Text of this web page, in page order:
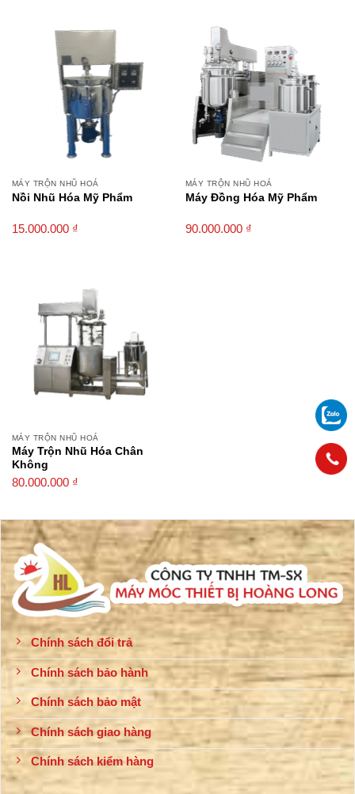
MÁY TRỘN NHŨ HOÁ
Nồi Nhũ Hóa Mỹ Phẩm
15.000.000 ₫
MÁY TRỘN NHŨ HOÁ
Máy Đồng Hóa Mỹ Phẩm
90.000.000 ₫
MÁY TRỘN NHŨ HOÁ
Máy Trộn Nhũ Hóa Chân
Không
80.000.000 ₫
Chính sách đổi trả
Chính sách bảo hành
Chính sách bảo mật
Chính sách giao hàng
Chính sách kiểm hàng